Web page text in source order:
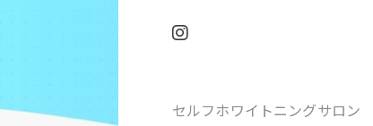
セルフホワイトニングサロン